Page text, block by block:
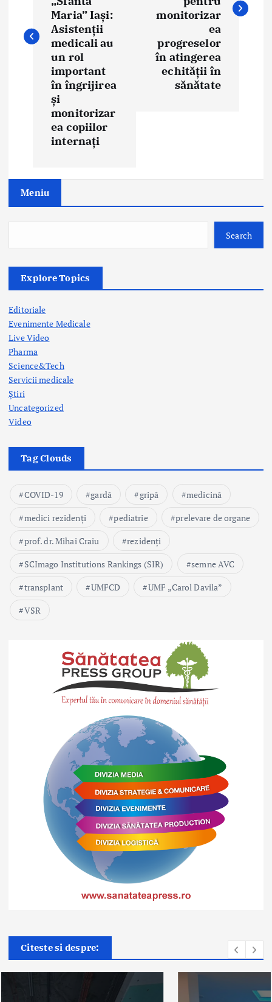
a
i
o
Maria” Iași:
Asistenții
medicali au
un rol
important
în îngrijirea
și
monitorizar
ea copiilor
internați
monitorizar
ea
progreselor
în atingerea
echității în
sănătate
Meniu
Search
Explore Topics
Editoriale
Evenimente Medicale
Live Video
Pharma
Science&Tech
Servicii medicale
Știri
Uncategorized
Video
Tag Clouds
COVID-19 gardă gripă
medicină
medici rezidenți
pediatrie
prelevare de organe
prof. dr. Mihai Craiu
rezidenți
SCImago Institutions Rankings (SIR)
semne AVC
transplant
UMFCD
UMF „Carol Davila”
VSR
Citeste si despre: